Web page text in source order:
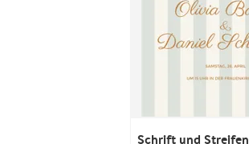
Schrift und Streifen